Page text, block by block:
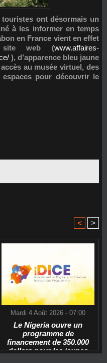
à les informer en temps
en France vient en effet
site web (www.affaires-
), d’apparence bleu jaune
au musée virtuel, des
pour découvrir le
< >
Mardi 4 Août 2026 - 07:00
Le Nigeria ouvre un
programme de
financement de 350.000
dollars pour les jeunes